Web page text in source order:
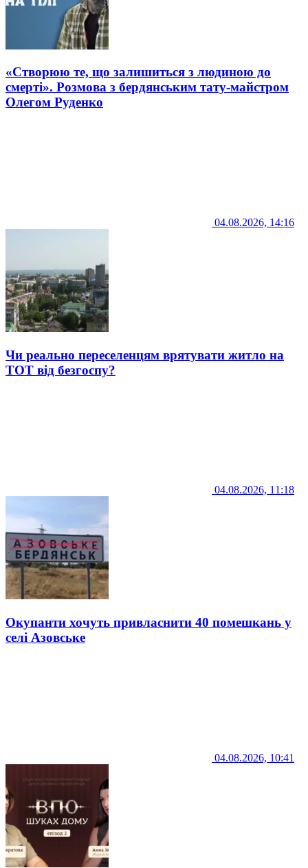
«Створюю те, що залишиться з людиною до
смерті». Розмова з бердянським тату-майстром
Олегом Руденко
04.08.2026, 14:16
Чи реально переселенцям врятувати житло на
ТОТ від безгоспу?
04.08.2026, 11:18
Окупанти хочуть привласнити 40 помешкань у
селі Азовське
04.08.2026, 10:41